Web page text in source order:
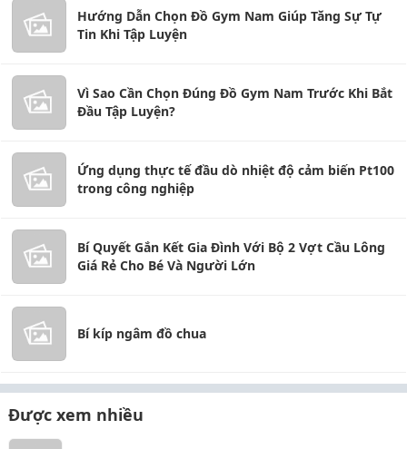
Hướng Dẫn Chọn Đồ Gym Nam Giúp Tăng Sự Tự
Tin Khi Tập Luyện
Vì Sao Cần Chọn Đúng Đồ Gym Nam Trước Khi Bắt
Đầu Tập Luyện?
Ứng dụng thực tế đầu dò nhiệt độ cảm biến Pt100
trong công nghiệp
Bí Quyết Gắn Kết Gia Đình Với Bộ 2 Vợt Cầu Lông
Giá Rẻ Cho Bé Và Người Lớn
Bí kíp ngâm đồ chua
Được xem nhiều